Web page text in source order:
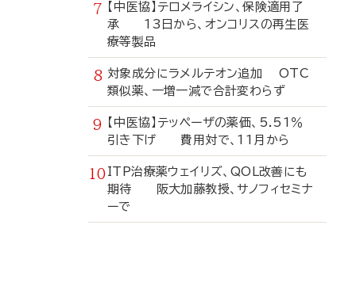
【中医協】テロメライシン、保険適用了
承 13日から、オンコリスの再生医
療等製品
対象成分にラメルテオン追加 OTC
類似薬、一増一減で合計変わらず
【中医協】テッペーザの薬価、5.51％
引き下げ 費用対で、11月から
ITP治療薬ウェイリズ、QOL改善にも
期待 阪大加藤教授、サノフィセミナ
ーで